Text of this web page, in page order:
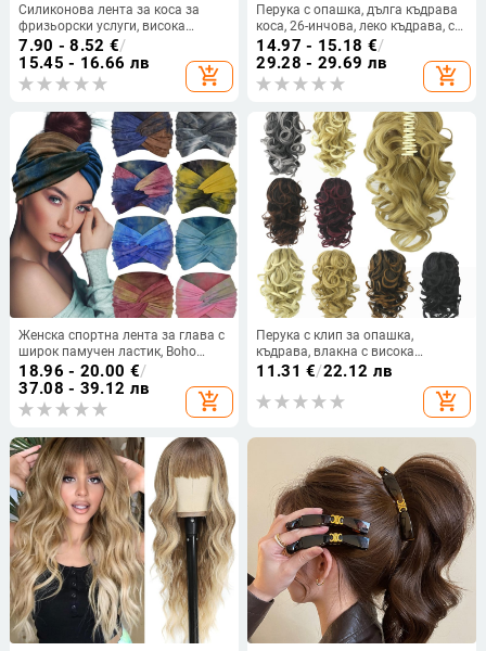
Силиконова лента за коса за
фризьорски услуги, висока
еластичност, модерен
минималистичен дизайн, шаблон
за оформяне на линията на
врата
7.90 - 8.52 €/
15.45 - 16.66 лв
add_shopping_cart
Перука с опашка, дълга къдрава
коса, 26-инчова, леко къдрава, с
връзка за стягане, висока
опашка
14.97 - 15.18 €/
29.28 - 29.69 лв
add_shopping_cart
Женска спортна лента за глава с
широк памучен ластик, Boho
стил, за йога и бягане, аксесоар
за коса
18.96 - 20.00 €/
37.08 - 39.12 лв
add_shopping_cart
Перука с клип за опашка,
къдрава, влакна с висока
температура, модел MW062, стил
неподходяща за боядисване с
11.31 €/22.12 лв
add_shopping_cart